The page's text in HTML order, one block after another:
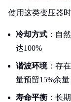
使用这类变压器
冷却方式 ：自
达100%
谐波环境：存
量预留15%余量
寿命平衡 ：长